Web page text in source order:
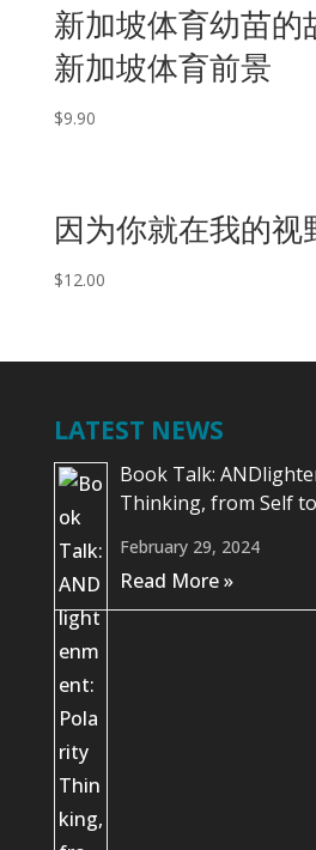
新加坡体育幼苗的
新加坡体育前景
$9.90
因为你就在我的视
$12.00
LATEST NEWS
Book Talk:
Thinking, from Self
February 29, 2024
Read More »